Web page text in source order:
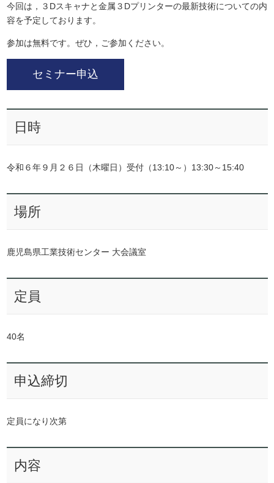
今回は，３Dスキャナと金属３Dプリンターの最新技術についての内
容を予定しております。
参加は無料です。ぜひ，ご参加ください。
セミナー申込
日時
令和６年９月２６日（木曜日）受付（13:10～）13:30～15:40
場所
鹿児島県工業技術センター 大会議室
定員
40名
申込締切
定員になり次第
内容